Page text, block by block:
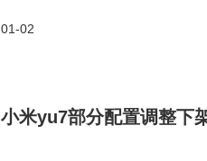
01-02
小米yu7部分配置调整下